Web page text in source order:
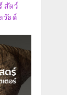
สัตว์
วัลด์